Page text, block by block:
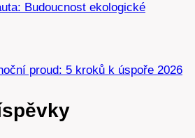
Budoucnost ekologické
proud: 5 kroků k úspoře 2026